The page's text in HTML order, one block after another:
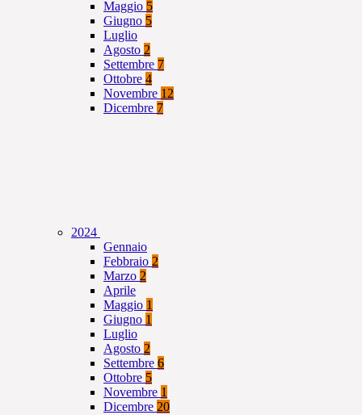
Maggio 5
Giugno 5
Luglio
Agosto 2
Settembre 7
Ottobre 4
Novembre 12
Dicembre 7
2024
Gennaio
Febbraio 2
Marzo 2
Aprile
Maggio 1
Giugno 1
Luglio
Agosto 2
Settembre 6
Ottobre 5
Novembre 1
Dicembre 20